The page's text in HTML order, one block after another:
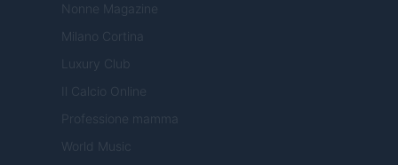
Nonne Magazine
Milano Cortina
Luxury Club
Il Calcio Online
Professione mamma
World Music